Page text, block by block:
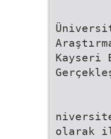
Kayseri
olarak